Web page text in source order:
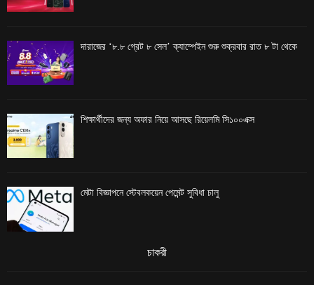
দারাজের ‘৮.৮ গ্রেট ৮ সেল’ ক্যাম্পেইন শুরু শুক্রবার রাত ৮ টা থেকে
শিক্ষার্থীদের জন্য অফার নিয়ে আসছে রিয়েলমি সি১০০এক্স
মেটা বিজ্ঞাপনে স্টেবলকয়েন পেমেন্ট সুবিধা চালু
চাকরী